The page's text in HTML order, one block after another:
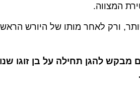
המצווה.
ורק לאחר מותו של היורש
מבקש להגן תחילה על בן זוגו
צנועה שאין להסביר
וניסיון במה שהיא